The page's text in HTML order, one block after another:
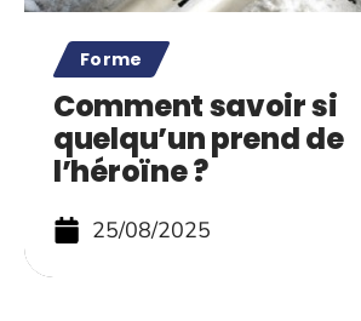
Forme
Comment savoir si
quelqu’un prend de
l’héroïne ?
25/08/2025